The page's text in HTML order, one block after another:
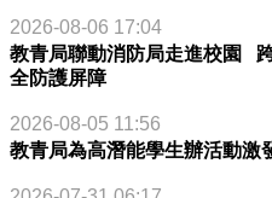
2026-08-06 17:04
教青局聯動消防局走進校園
全防護屏障
2026-08-05 11:56
教青局為高潛能學生辦活動激